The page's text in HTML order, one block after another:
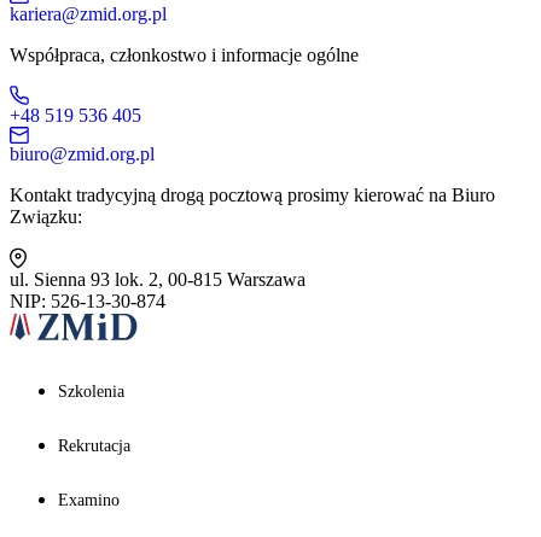
kariera@zmid.org.pl
Współpraca, członkostwo i informacje ogólne
+48 519 536 405
biuro@zmid.org.pl
Kontakt tradycyjną drogą pocztową prosimy kierować na Biuro
Związku:
ul. Sienna 93 lok. 2, 00-815 Warszawa
NIP: 526-13-30-874
Szkolenia
Rekrutacja
Examino